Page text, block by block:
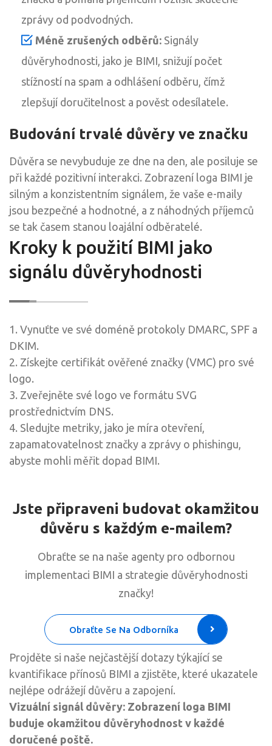
zprávy od podvodných.
Méně zrušených odběrů: Signály
důvěryhodnosti, jako je BIMI, snižují počet
stížností na spam a odhlášení odběru, čímž
zlepšují doručitelnost a pověst odesílatele.
Budování trvalé důvěry ve značku
Důvěra se nevybuduje ze dne na den, ale posiluje se
při každé pozitivní interakci. Zobrazení loga BIMI je
silným a konzistentním signálem, že vaše e-maily
jsou bezpečné a hodnotné, a z náhodných příjemců
se tak časem stanou loajální odběratelé.
Kroky k použití BIMI jako
signálu důvěryhodnosti
1. Vynuťte ve své doméně protokoly DMARC, SPF a
DKIM.
2. Získejte certifikát ověřené značky (VMC) pro své
logo.
3. Zveřejněte své logo ve formátu SVG
prostřednictvím DNS.
4. Sledujte metriky, jako je míra otevření,
zapamatovatelnost značky a zprávy o phishingu,
abyste mohli měřit dopad BIMI.
Jste připraveni budovat okamžitou
důvěru s každým e-mailem?
Obraťte se na naše agenty pro odbornou
implementaci BIMI a strategie důvěryhodnosti
značky!
Obraťte Se Na Odborníka
Projděte si naše nejčastější dotazy týkající se
kvantifikace přínosů BIMI a zjistěte, které ukazatele
nejlépe odrážejí důvěru a zapojení.
Vizuální signál důvěry: Zobrazení loga BIMI
buduje okamžitou důvěryhodnost v každé
doručené poště.